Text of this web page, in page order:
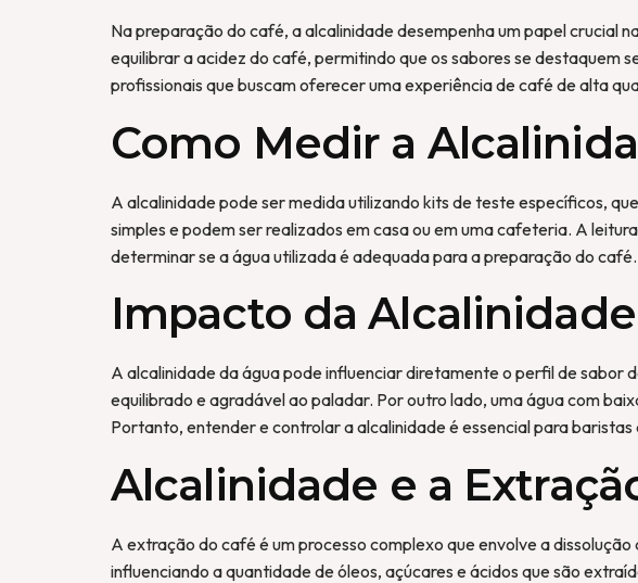
Na preparação do café, a alcalinidade desempenha um papel crucial
equilibrar a acidez do café, permitindo que os sabores se destaquem
profissionais que buscam oferecer uma experiência de café de alta
Como Medir a
A alcalinidade pode ser medida utilizando kits de teste específicos,
simples e podem ser realizados em casa ou em uma cafeteria. A
determinar se a água utilizada é adequada para a preparação do café.
Impacto da
A alcalinidade da água pode influenciar diretamente o perfil de sabor
equilibrado e agradável ao paladar. Por outro lado, uma água com
Portanto, entender e controlar a alcalinidade é essencial para
Alcalinidade e a
A extração do café é um processo complexo que envolve a
influenciando a quantidade de óleos, açúcares e ácidos que são